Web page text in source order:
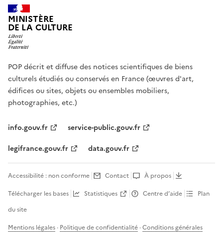
MINISTÈRE
DE LA CULTURE
POP décrit et diffuse des notices scientifiques de biens
culturels étudiés ou conservés en France (œuvres d'art,
édifices ou sites, objets ou ensembles mobiliers,
photographies, etc.)
info.gouv.fr
service-public.gouv.fr
legifrance.gouv.fr
data.gouv.fr
Accessibilité : non conforme Contact
À propos
Télécharger les bases
Statistiques Centre d’aide
Plan
du site
Mentions légales · Politique de confidentialité ·Conditions générales